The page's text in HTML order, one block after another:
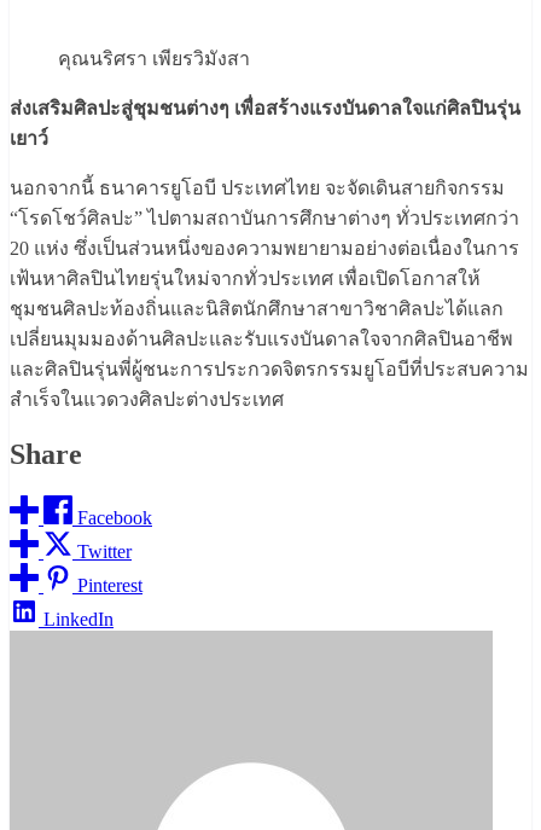
คุณนริศรา เพียรวิมังสา
ส่งเสริมศิลปะสู่ชุมชนต่างๆ เพื่อสร้างแรงบันดาลใจแก่ศิลปินรุ่น
เยาว์
นอกจากนี้ ธนาคารยูโอบี ประเทศไทย จะจัดเดินสายกิจกรรม
“โรดโชว์ศิลปะ” ไปตามสถาบันการศึกษาต่างๆ ทั่วประเทศกว่า
20 แห่ง ซึ่งเป็นส่วนหนึ่งของความพยายามอย่างต่อเนื่องในการ
เฟ้นหาศิลปินไทยรุ่นใหม่จากทั่วประเทศ เพื่อเปิดโอกาสให้
ชุมชนศิลปะท้องถิ่นและนิสิตนักศึกษาสาขาวิชาศิลปะได้แลก
เปลี่ยนมุมมองด้านศิลปะและรับแรงบันดาลใจจากศิลปินอาชีพ
และศิลปินรุ่นพี่ผู้ชนะการประกวดจิตรกรรมยูโอบีที่ประสบความ
สำเร็จในแวดวงศิลปะต่างประเทศ
Share
Facebook
Twitter
Pinterest
LinkedIn